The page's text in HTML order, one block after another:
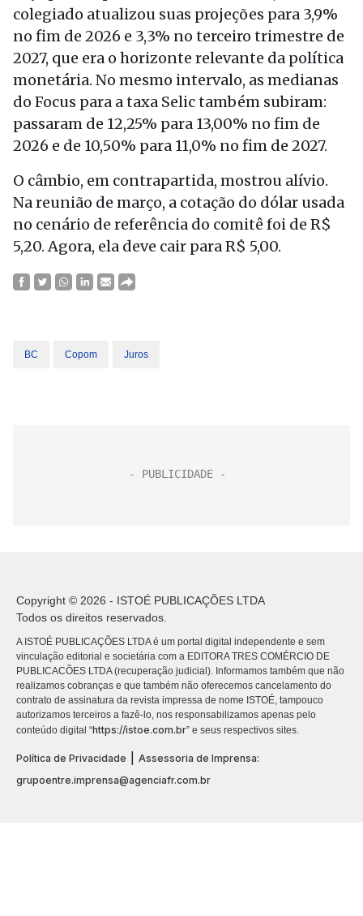
colegiado atualizou suas projeções para 3,9%
no fim de 2026 e 3,3% no terceiro trimestre de
2027, que era o horizonte relevante da política
monetária. No mesmo intervalo, as medianas
do Focus para a taxa Selic também subiram:
passaram de 12,25% para 13,00% no fim de
2026 e de 10,50% para 11,0% no fim de 2027.
O câmbio, em contrapartida, mostrou alívio.
Na reunião de março, a cotação do dólar usada
no cenário de referência do comitê foi de R$
5,20. Agora, ela deve cair para R$ 5,00.
BC Copom Juros
Copyright © 2026 - ISTOÉ PUBLICAÇÕES LTDA
Todos os direitos reservados.
A ISTOÉ PUBLICAÇÕES LTDA é um portal digital independente e sem
vinculação editorial e societária com a EDITORA TRES COMÉRCIO DE
PUBLICACÕES LTDA (recuperação judicial). Informamos também que não
realizamos cobranças e que também não oferecemos cancelamento do
contrato de assinatura da revista impressa de nome ISTOÉ, tampouco
autorizamos terceiros a fazê-lo, nos responsabilizamos apenas pelo
conteúdo digital “https://istoe.com.br” e seus respectivos sites.
Política de Privacidade
Assessoria de Imprensa:
grupoentre.imprensa@agenciafr.com.br